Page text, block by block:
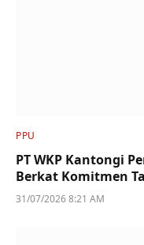
PPU
PT WKP Kantongi
Berkat Komitmen
31/07/2026 8:21 AM